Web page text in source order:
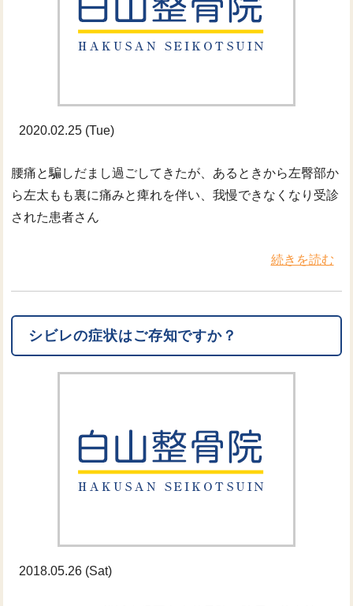
2020.02.25 (Tue)
腰痛と騙しだまし過ごしてきたが、あるときから左臀部か
ら左太もも裏に痛みと痺れを伴い、我慢できなくなり受診
された患者さん
続きを読む
シビレの症状はご存知ですか？
2018.05.26 (Sat)